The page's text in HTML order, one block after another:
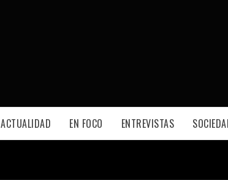
ACTUALIDAD EN FOCO ENTREVISTAS